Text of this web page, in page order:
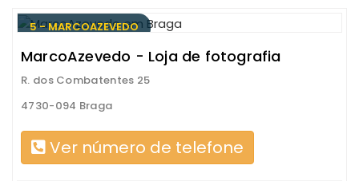
5 - MARCOAZEVEDO
MarcoAzevedo - Loja de fotografia
R. dos Combatentes 25
4730-094 Braga
Ver número de telefone